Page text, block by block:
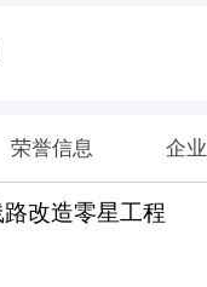
荣誉信息 企
改造零星工程